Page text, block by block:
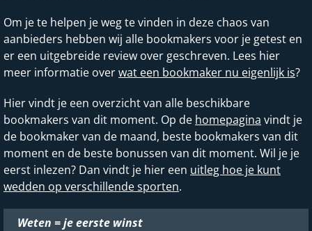
Om je te helpen je weg te vinden in deze chaos van
aanbieders hebben wij alle bookmakers voor je getest en
er een uitgebreide review over geschreven. Lees hier
meer informatie overwat een bookmaker nu eigenlijk is?
Hier vindt je een overzicht van alle beschikbare
bookmakers van dit moment. Op de homepagina vindt je
de bookmaker van de maand, beste bookmakers van dit
moment en de beste bonussen van dit moment. Wil je je
eerst inlezen? Dan vindt je hier een uitleg hoe je kunt
wedden op verschillende sporten.
Weten = je eerste winst